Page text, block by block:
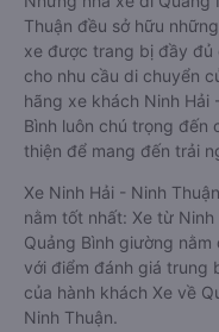
Thuận đều sở hữu
xe được trang bị đầy đủ
cho nhu cầu di chuyển
hãng xe khách Ninh Hải
Bình luôn chú trọng
thiện để mang đến trải
Xe Ninh Hải - Ninh
nằm tốt nhất: Xe từ
Quảng Bình giường
với điểm đánh giá trung
của hành khách Xe về
Ninh Thuận.